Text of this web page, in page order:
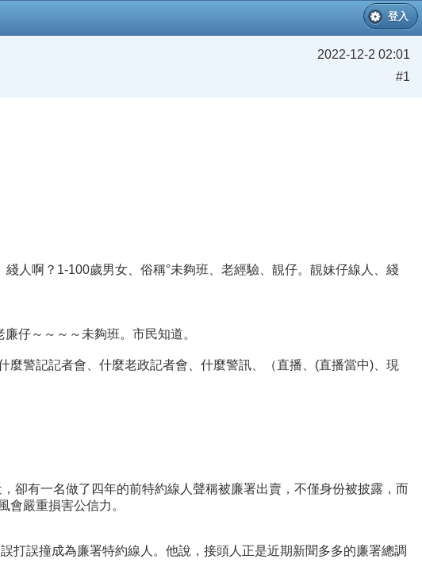
登入
2022-12-2 02:01
#1
人啊？1-100歲男女、俗稱°未夠班、老經驗、靚仔。靚妹仔線人、綫
仔～～～～未夠班。市民知道。
警記記者會、什麼老政記者會、什麼警訊、（直播、(直播當中)、現
卻有一名做了四年的前特約線人聲稱被廉署出賣，不僅身份被披露，而
會嚴重損害公信力。
打誤撞成為廉署特約線人。他說，接頭人正是近期新聞多多的廉署總調